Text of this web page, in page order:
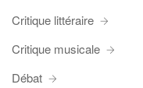
Critique littéraire
Critique musicale
Débat